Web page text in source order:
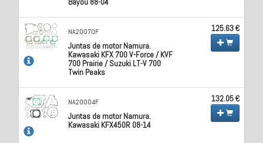
NA20070F
Juntas de motor Namura.
Kawasaki KFX 700 V-Force / KVF
700 Prairie / Suzuki LT-V 700
Twin Peaks
125.63 €
NA20004F
Juntas de motor Namura.
Kawasaki KFX450R 08-14
132.05 €